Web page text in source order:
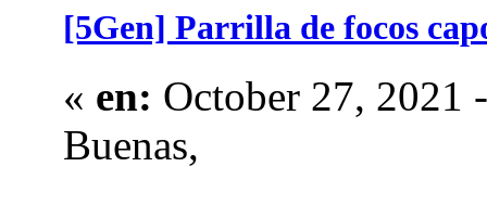
[5Gen] Parrilla de focos
« en: October 27, 2021
Buenas,